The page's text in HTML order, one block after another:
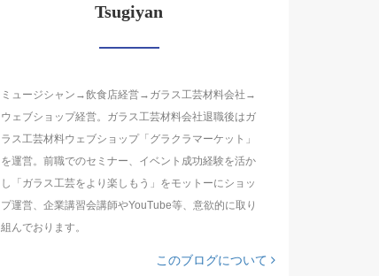
Tsugiyan
ミュージシャン→飲食店経営→ガラス工芸材料会社→
ウェブショップ経営。ガラス工芸材料会社退職後はガ
ラス工芸材料ウェブショップ「グラクラマーケット」
を運営。前職でのセミナー、イベント成功経験を活か
し「ガラス工芸をより楽しもう」をモットーにショッ
プ運営、企業講習会講師やYouTube等、意欲的に取り
組んでおります。
このブログについて